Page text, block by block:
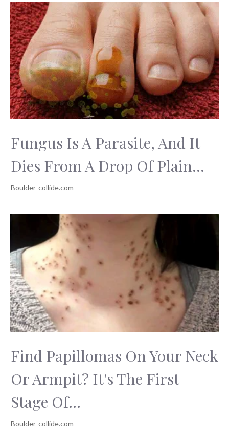
ukrývá tato
legenda?
Praze – Historická
Událost
Fungus Is A Parasite, And It
Dies From A Drop Of Plain...
Find Papillomas On Your Neck
Or Armpit? It's The First
Stage Of...